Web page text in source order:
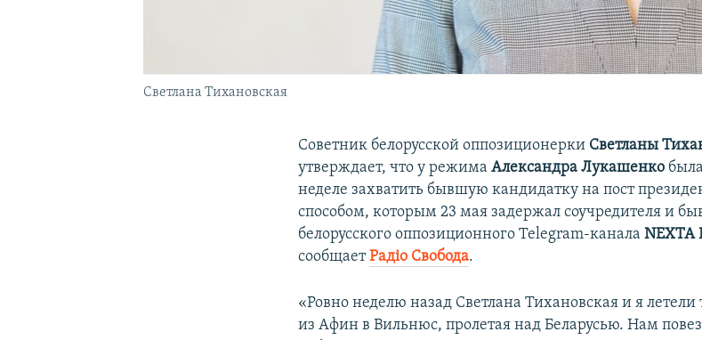
Светлана Тихановская
Советник белорусской оппозиционерки Светланы
утверждает, что у режимаАлександра Лукашенко
неделе захватить бывшую кандидатку на пост
способом, которым 23 мая задержал соучредителя и
белорусского оппозиционного Telegram-каналаNEXTA
сообщаетРадіо Свобода.
«Ровно неделю назад Светлана Тихановская и я
из Афин в Вильнюс, пролетая над Беларусью. Нам